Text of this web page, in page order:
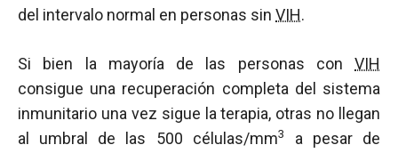
del intervalo normal en personas sin VIH.
Si bien la mayoría de las personas con VIH
consigue una recuperación completa del sistema
inmunitario una vez sigue la terapia, otras no llegan
al umbral de las 500 células/mm3
a pesar de